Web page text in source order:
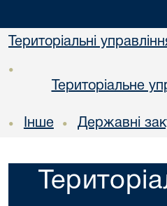
Територіальні
•
Територіальне
• Інше • Державні